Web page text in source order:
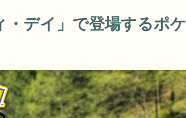
・デイ」で登場するポケ